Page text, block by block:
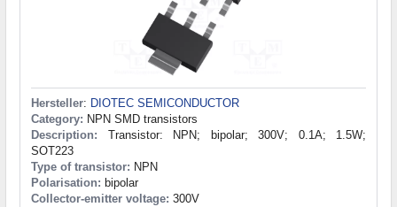
Hersteller: DIOTEC SEMICONDUCTOR
Category: NPN SMD transistors
Description: Transistor: NPN; bipolar; 300V; 0.1A; 1.5W;
SOT223
Type of transistor: NPN
Polarisation: bipolar
Collector-emitter voltage: 300V